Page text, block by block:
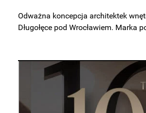
Odważna koncepcja architektek
Długołęce pod Wrocławiem. Marka